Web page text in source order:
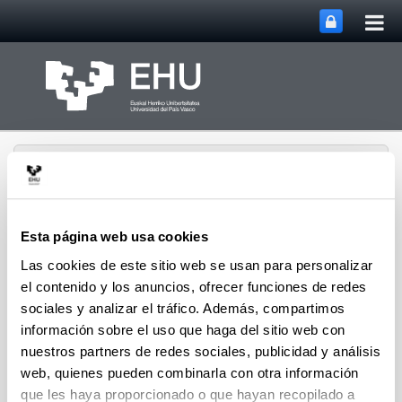
Esta página web usa cookies
Las cookies de este sitio web se usan para personalizar
el contenido y los anuncios, ofrecer funciones de redes
sociales y analizar el tráfico. Además, compartimos
información sobre el uso que haga del sitio web con
nuestros partners de redes sociales, publicidad y análisis
web, quienes pueden combinarla con otra información
que les haya proporcionado o que hayan recopilado a
Departamento de
Tecnología Electrónica
MenúAbrir/cerrar